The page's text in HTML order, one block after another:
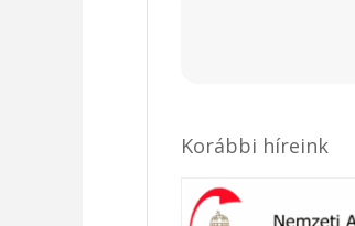
Korábbi híreink